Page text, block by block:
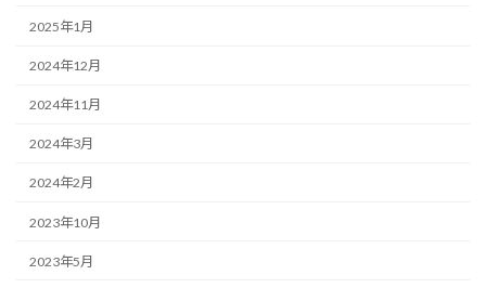
2025年1月
2024年12月
2024年11月
2024年3月
2024年2月
2023年10月
2023年5月